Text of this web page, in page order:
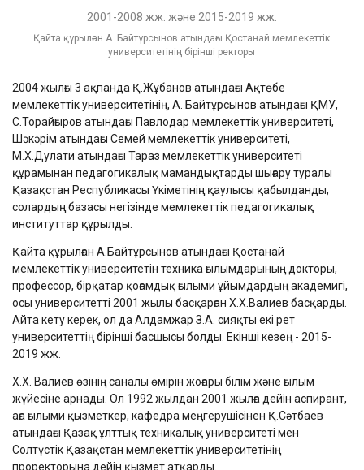
2001-2008 жж. және 2015-2019 жж.
Қайта құрылған А. Байтұрсынов атындағы Қостанай мемлекеттік
университетінің бірінші ректоры
2004 жылғы 3 ақпанда Қ.Жұбанов атындағы Ақтөбе
мемлекеттік университетінің, А. Байтұрсынов атындағы ҚМУ,
С.Торайғыров атындағы Павлодар мемлекеттік университеті,
Шәкәрім атындағы Семей мемлекеттік университеті,
М.Х.Дулати атындағы Тараз мемлекеттік университеті
құрамынан педагогикалық мамандықтарды шығару туралы
Қазақстан Республикасы Үкіметінің қаулысы қабылданды,
солардың базасы негізінде мемлекеттік педагогикалық
институттар құрылды.
Қайта құрылған А.Байтұрсынов атындағы Қостанай
мемлекеттік университетін техника ғылымдарының докторы,
профессор, бірқатар қоғамдық ғылыми ұйымдардың академигі,
осы университетті 2001 жылы басқарған Х.Х.Валиев басқарды.
Айта кету керек, ол да Алдамжар З.А. сияқты екі рет
университеттің бірінші басшысы болды. Екінші кезең - 2015-
2019 жж.
Х.Х. Валиев өзінің саналы өмірін жоғары білім және ғылым
жүйесіне арнады. Ол 1992 жылдан 2001 жылға дейін аспирант,
аға ғылыми қызметкер, кафедра меңгерушісінен Қ.Сәтбаев
атындағы Қазақ ұлттық техникалық университеті мен
Солтүстік Қазақстан мемлекеттік университетінің
проректорына дейін қызмет атқарды.